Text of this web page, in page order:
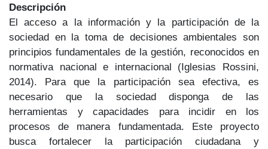
Descripción
El acceso a la información y la participación de la
sociedad en la toma de decisiones ambientales son
principios fundamentales de la gestión, reconocidos en
normativa nacional e internacional (Iglesias Rossini,
2014). Para que la participación sea efectiva, es
necesario que la sociedad disponga de las
herramientas y capacidades para incidir en los
procesos de manera fundamentada. Este proyecto
busca fortalecer la participación ciudadana y